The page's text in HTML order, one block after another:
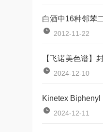
2012-11-22
2024-12-10
2024-12-11